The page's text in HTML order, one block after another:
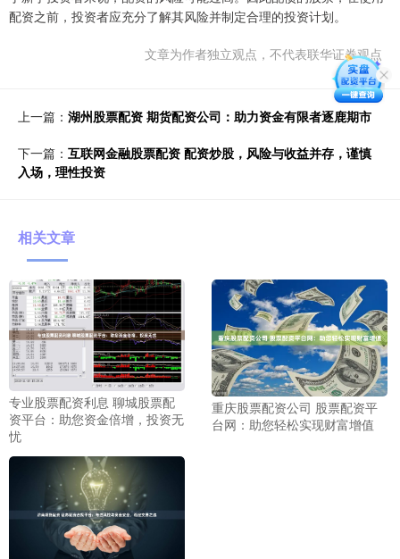
配资之前，投资者应充分了解其风险并制定合理的投资计划。
文章为作者独立观点，不代表联华证券观点
上一篇： 湖州股票配资 期货配资公司：助力资金有限者逐鹿期市
下一篇： 互联网金融股票配资 配资炒股，风险与收益并存，谨慎
入场，理性投资
相关文章
专业股票配资利息 聊城股票配
资平台：助您资金倍增，投资无
忧
重庆股票配资公司 股票配资平
台网：助您轻松实现财富增值